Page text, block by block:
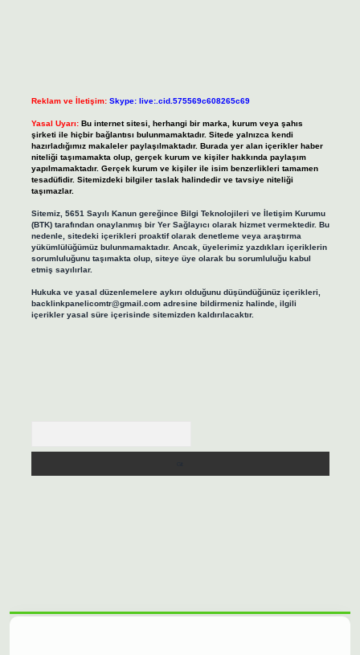
Reklam ve İletişim: Skype: live:.cid.575569c608265c69
Yasal Uyarı: Bu internet sitesi, herhangi bir marka, kurum veya şahıs
şirketi ile hiçbir bağlantısı bulunmamaktadır. Sitede yalnızca kendi
hazırladığımız makaleler paylaşılmaktadır. Burada yer alan içerikler haber
niteliği taşımamakta olup, gerçek kurum ve kişiler hakkında paylaşım
yapılmamaktadır. Gerçek kurum ve kişiler ile isim benzerlikleri tamamen
tesadüfidir. Sitemizdeki bilgiler taslak halindedir ve tavsiye niteliği
taşımazlar.
Sitemiz, 5651 Sayılı Kanun gereğince Bilgi Teknolojileri ve İletişim Kurumu
(BTK) tarafından onaylanmış bir Yer Sağlayıcı olarak hizmet vermektedir. Bu
nedenle, sitedeki içerikleri proaktif olarak denetleme veya araştırma
yükümlülüğümüz bulunmamaktadır. Ancak, üyelerimiz yazdıkları içeriklerin
sorumluluğunu taşımakta olup, siteye üye olarak bu sorumluluğu kabul
etmiş sayılırlar.
Hukuka ve yasal düzenlemelere aykırı olduğunu düşündüğünüz içerikleri,
backlinkpanelicomtr@gmail.comadresine bildirmeniz halinde, ilgili
içerikler yasal süre içerisinde sitemizden kaldırılacaktır.